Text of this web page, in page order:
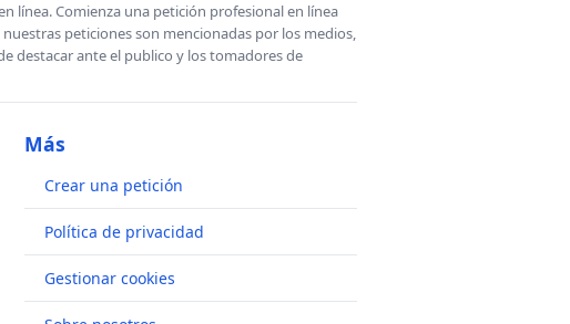
línea. Comienza una petición profesional en línea
peticiones son mencionadas por los medios,
destacar ante el publico y los tomadores de
Más
Crear una petición
Política de privacidad
Gestionar cookies